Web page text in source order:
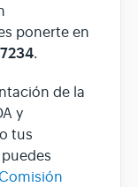
ponerte en
.
de la
y
tus
Comisión